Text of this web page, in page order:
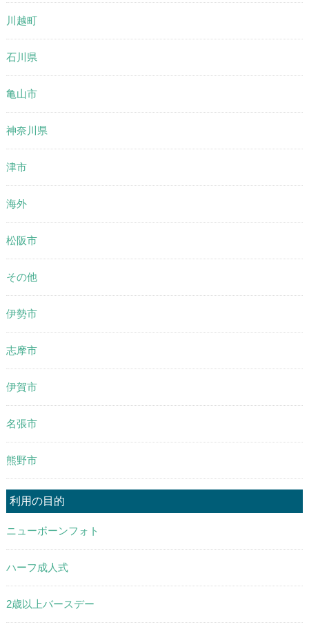
川越町
石川県
亀山市
神奈川県
津市
海外
松阪市
その他
伊勢市
志摩市
伊賀市
名張市
熊野市
利用の目的
ニューボーンフォト
ハーフ成人式
2歳以上バースデー